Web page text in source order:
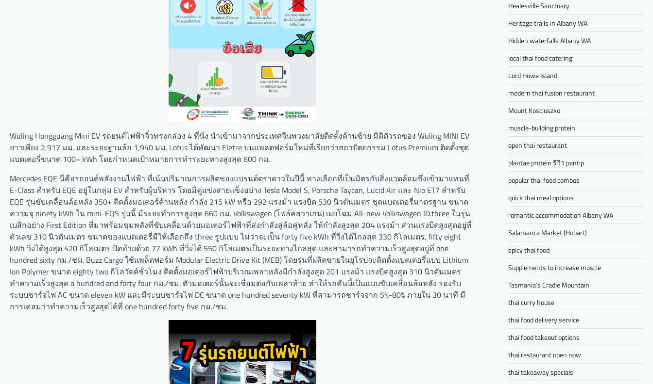
Wuling Hongguang Mini EV รถยนต์ไฟฟ้าจิ๋วทรงกล่อง 4 ที่นั่ง นำเข้ามาจากประเทศจีนพวงมาลัยติดตั้งด้านซ้าย มิติตัวรถของ Wuling MINI EV
ยาวเพียง 2,917 มม. และระยะฐานล้อ 1,940 มม. Lotus ได้พัฒนา Eletre บนแพลตฟอร์มใหม่ที่เรียกว่าสถาปัตยกรรม Lotus Premium ติดตั้งชุด
แบตเตอรี่ขนาด 100+ kWh โดยกำหนดเป้าหมายการทำระยะทางสูงสุด 600 กม.
Mercedes EQE นี่คือรถยนต์พลังงานไฟฟ้า ที่เน้นปริมาณการผลิตของแบรนด์ตราดาวในปีนี้ ทางเลือกที่เป็นมิตรกับสิ่งแวดล้อมซึ่งเข้ามาแทนที่
E-Class สำหรับ EQE อยู่ในกลุ่ม EV สำหรับผู้บริหาร โดยมีคู่แข่งสายแข็งอย่าง Tesla Model S, Porsche Taycan, Lucid Air และ Nio ET7 สำหรับ
EQE รุ่นขับเคลื่อนล้อหลัง 350+ ติดตั้งมอเตอร์ด้านหลัง กำลัง 215 kW หรือ 292 แรงม้า แรงบิด 530 นิวตันเมตร ชุดแบตเตอรี่มาตรฐาน ขนาด
ความจุ ninety kWh ใน mini-EQS รุ่นนี้ มีระยะทำการสูงสุด 660 กม. Volkswagen (โฟล์คสวาเกน) เผยโฉม All-new Volkswagen ID.three ในรุ่น
เบสิกอย่าง First Edition ที่มาพร้อมขุมพลังที่ขับเคลื่อนด้วยมอเตอร์ไฟฟ้าที่ส่งกำลังสู่ล้อคู่หลัง ให้กำลังสูงสุด 204 แรงม้า ส่วนแรงบิดสูงสุดอยู่ที่
ตัวเลข 310 นิวตันเมตร ขนาดของแบตเตอรี่มีให้เลือกถึง three รูปแบบ ไม่ว่าจะเป็น forty five kWh ที่วิ่งได้ไกลสุด 330 กิโลเมตร, fifty eight
kWh วิ่งได้สูงสุด 420 กิโลเมตร ปิดท้ายด้วย 77 kWh ที่วิ่งได้ 550 กิโลเมตรเป็นระยะทางไกลสุด และสามารถทำความเร็วสูงสุดอยู่ที่ one
hundred sixty กม./ชม. Buzz Cargo ใช้แพล็ตฟอร์ม Modular Electric Drive Kit (MEB) โดยรุ่นที่ผลิตขายในยุโรปจะติดตั้งแบตเตอรี่แบบ Lithium
Ion Polymer ขนาด eighty two กิโลวัตต์ชั่วโมง ติดตั้งมอเตอร์ไฟฟ้าบริเวณเพลาหลังมีกำลังสูงสุด 201 แรงม้า แรงบิดสูงสุด 310 นิวตันเมตร
ทำความเร็วสูงสุด a hundred and forty four กม./ชม. ตัวมอเตอร์นั้นจะเชื่อมต่อกับเพลาท้าย ทำให้รถคันนี้เป็นแบบขับเคลื่อนล้อหลัง รองรับ
ระบบชาร์จไฟ AC ขนาด eleven kW และมีระบบชาร์จไฟ DC ขนาด one hundred seventy kW ที่สามารถชาร์จจาก 5%-80% ภายใน 30 นาที มี
การเคลมว่าทำความเร็วสูงสุดได้ที่ one hundred forty five กม./ชม.
Healesville Sanctuary
Heritage trails in Albany WA
Hidden waterfalls Albany WA
local thai food catering
Lord Howe Island
modern thai fusion restaurant
Mount Kosciuszko
muscle-building protein
open thai restaurant
plantae protein รีวิว pantip
popular thai food combos
quick thai meal options
romantic accommodation Albany WA
Salamanca Market (Hobart)
spicy thai food
Supplements to increase muscle
Tasmania’s Cradle Mountain
thai curry house
thai food delivery service
thai food takeout options
thai restaurant open now
thai takeaway specials